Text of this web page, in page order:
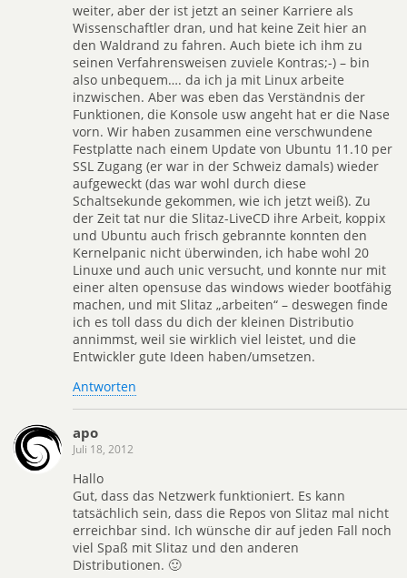
weiter, aber der ist jetzt an seiner Karriere als
Wissenschaftler dran, und hat keine Zeit hier an
den Waldrand zu fahren. Auch biete ich ihm zu
seinen Verfahrensweisen zuviele Kontras;-) – bin
also unbequem…. da ich ja mit Linux arbeite
inzwischen. Aber was eben das Verständnis der
Funktionen, die Konsole usw angeht hat er die Nase
vorn. Wir haben zusammen eine verschwundene
Festplatte nach einem Update von Ubuntu 11.10 per
SSL Zugang (er war in der Schweiz damals) wieder
aufgeweckt (das war wohl durch diese
Schaltsekunde gekommen, wie ich jetzt weiß). Zu
der Zeit tat nur die Slitaz-LiveCD ihre Arbeit, koppix
und Ubuntu auch frisch gebrannte konnten den
Kernelpanic nicht überwinden, ich habe wohl 20
Linuxe und auch unic versucht, und konnte nur mit
einer alten opensuse das windows wieder bootfähig
machen, und mit Slitaz „arbeiten“ – deswegen finde
ich es toll dass du dich der kleinen Distributio
annimmst, weil sie wirklich viel leistet, und die
Entwickler gute Ideen haben/umsetzen.
Antworten
apo
Juli 18, 2012
Hallo
Gut, dass das Netzwerk funktioniert. Es kann
tatsächlich sein, dass die Repos von Slitaz mal nicht
erreichbar sind. Ich wünsche dir auf jeden Fall noch
viel Spaß mit Slitaz und den anderen
Distributionen. 🙂